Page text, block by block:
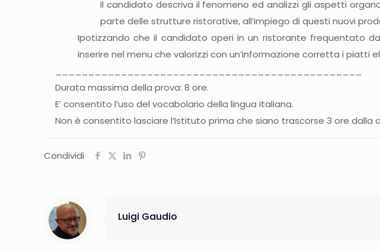
Il candidato descriva il fenomeno ed analizzi gli aspetti
parte delle strutture ristorative, all’impiego di questi nuovi
Ipotizzando che il candidato operi in un ristorante frequentato
inserire nel menu che valorizzi con un’informazione corretta i
Durata massima della prova: 8 ore.
E’ consentito l’uso del vocabolario della lingua italiana.
Non è consentito lasciare l’Istituto prima che siano trascorse 3 ore
Condividi
Luigi Gaudio